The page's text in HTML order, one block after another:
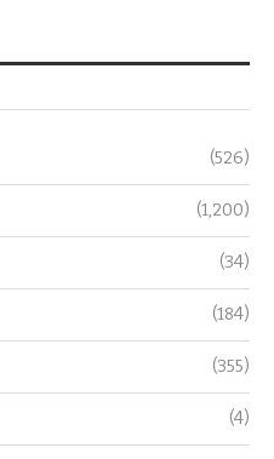
(526)
(1,200)
(34)
(184)
(355)
(4)